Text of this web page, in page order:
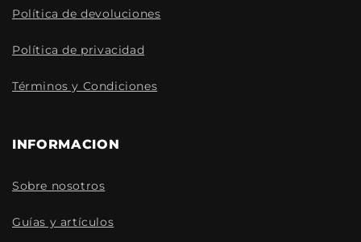
Política de devoluciones
Política de privacidad
Términos y Condiciones
INFORMACION
Sobre nosotros
Guías y artículos